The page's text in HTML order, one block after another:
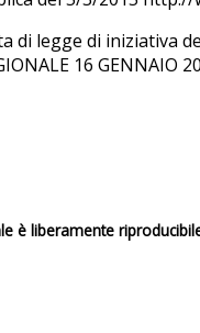
legge di iniziativa
16 GENNAIO
è liberamente